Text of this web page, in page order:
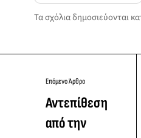
Τα σχόλια δημοσιεύονται
Επόμενο Άρθρο
Αντεπίθεση
από την